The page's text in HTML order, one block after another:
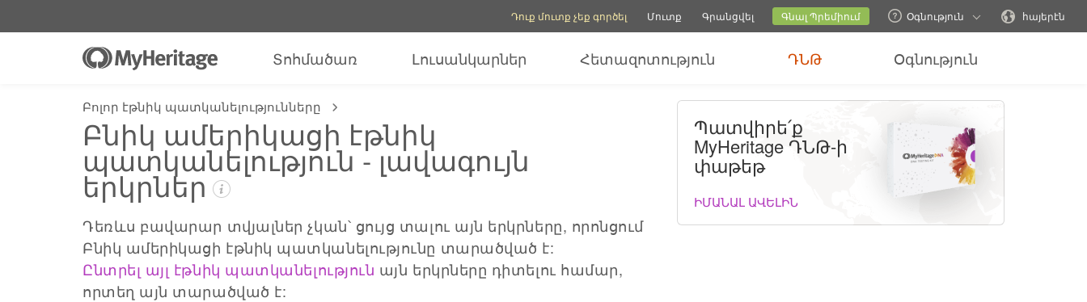
Փոխել ընտանեկան կայքը Ընթացիկ կայքը
Դուք մուտք չեք գործել Մուտք Գրանցվել Գնալ Պրեմիում Օգնություն հայերէն
Տոհմածառ Լուսանկարներ Հետազոտություն ԴՆԹ Օգնություն
Բոլոր էթնիկ պատկանելությունները
Բնիկ ամերիկացի էթնիկ
պատկանելություն - լավագույն
երկրներ
Դեռևս բավարար տվյալներ չկան՝ ցույց տալու այն երկրները, որոնցում
Բնիկ ամերիկացի էթնիկ պատկանելությունը տարածված է:
Ընտրել այլ էթնիկ պատկանելություն այն երկրները դիտելու համար,
որտեղ այն տարածված է:
Պատվիրե՛ք
MyHeritage ԴՆԹ-ի
փաթեթ
ԻՄԱՆԱԼ ԱՎԵԼԻՆ